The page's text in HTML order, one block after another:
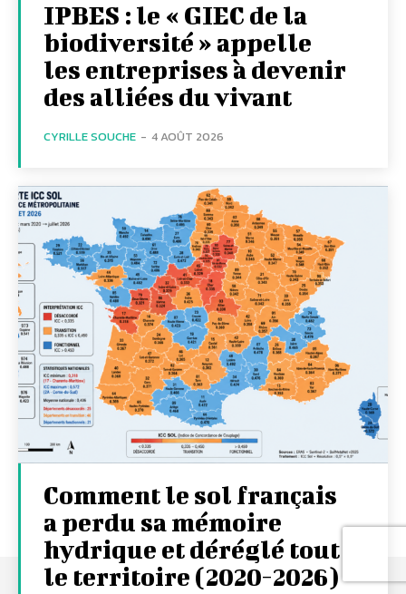
IPBES : le « GIEC de la
biodiversité » appelle
les entreprises à devenir
des alliées du vivant
CYRILLE SOUCHE - 4 AOÛT 2026
Comment le sol français
a perdu sa mémoire
hydrique et déréglé tout
le territoire (2020-2026)